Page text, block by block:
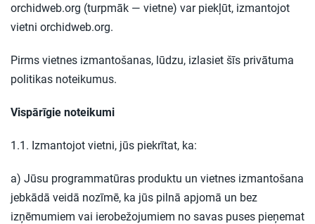
orchidweb.org (turpmāk — vietne) var piekļūt, izmantojot
vietni orchidweb.org.
Pirms vietnes izmantošanas, lūdzu, izlasiet šīs privātuma
politikas noteikumus.
Vispārīgie noteikumi
1.1. Izmantojot vietni, jūs piekrītat, ka:
a) Jūsu programmatūras produktu un vietnes izmantošana
jebkādā veidā nozīmē, ka jūs pilnā apjomā un bez
izņēmumiem vai ierobežojumiem no savas puses pieņemat